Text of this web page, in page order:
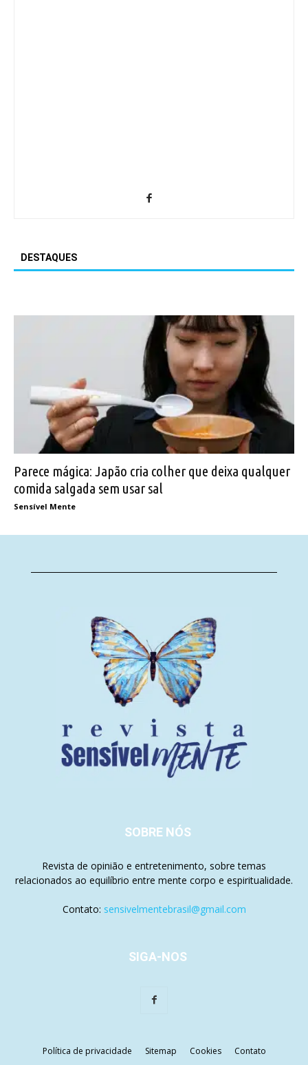
DESTAQUES
Parece mágica: Japão cria colher que deixa qualquer
comida salgada sem usar sal
Sensível Mente
SOBRE NÓS
Revista de opinião e entretenimento, sobre temas
relacionados ao equilíbrio entre mente corpo e espiritualidade.
Contato: sensivelmentebrasil@gmail.com
SIGA-NOS
Política de privacidade Sitemap Cookies Contato